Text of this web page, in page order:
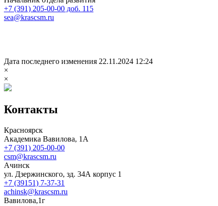
+7 (391) 205-00-00 доб. 115
sea@krascsm.ru
Дата последнего изменения 22.11.2024 12:24
×
×
Контакты
Красноярск
Академика Вавилова, 1А
+7 (391) 205-00-00
csm@krascsm.ru
Ачинск
ул. Дзержинского, зд. 34А корпус 1
+7 (39151) 7-37-31
achinsk@krascsm.ru
Вавилова,1г